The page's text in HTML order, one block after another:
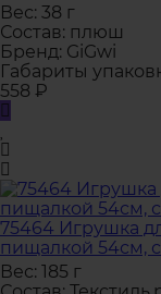
Вес: 38 г
Состав: плюш
Бренд: GiGwi
Габариты
558 ₽
75464 Игрушка
пищалкой 54см,
Вес: 185 г